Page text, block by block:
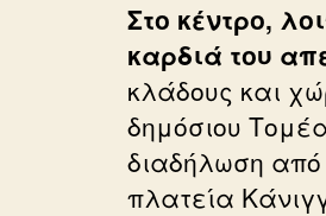
Στο κέντρο,
καρδιά του
κλάδους και
δημόσιου
διαδήλωση από
πλατεία